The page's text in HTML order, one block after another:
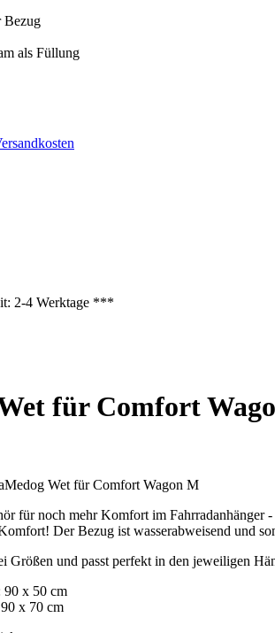
Bezug
als Füllung
2-4 Werktage ***
für Comfort
Wet für Comfort Wagon M
für noch mehr Komfort im
Der Bezug ist wasserabweisend und
Größen und passt perfekt in den jeweiligen
90 x 50 cm
x 70 cm